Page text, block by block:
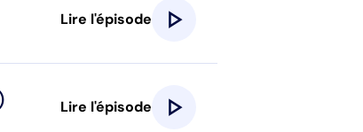
Lire l'épisode play_arrow
Lire l'épisode play_arrow